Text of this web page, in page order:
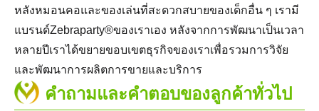
หลังหมอนคอและของเล่นที่สะดวกสบายของเด็กอื่น ๆ เรามี
แบรนด์Zebraparty®ของเราเอง หลังจากการพัฒนาเป็นเวลา
หลายปีเราได้ขยายขอบเขตธุรกิจของเราเพื่อรวมการวิจัย
และพัฒนาการผลิตการขายและบริการ
คำถามและคำตอบของลูกค้าทั่วไป